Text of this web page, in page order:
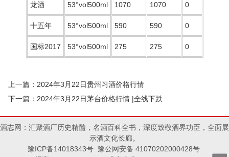
龙酒 53°vol500ml 1070 1070 0
十五年 53°vol500ml 590 590 0
国标2017 53°vol500ml 275 275 0
上一篇： 2024年3月22日贵州习酒价格行情
下一篇： 2024年3月22日茅台价格行情 |全线下跌
酒志网：汇聚酒厂历史精髓，名酒百科全书，深度致敬酒界功臣，全面展
示酒文化长廊。
豫ICP备14018343号 豫公网安备 41070202000428号